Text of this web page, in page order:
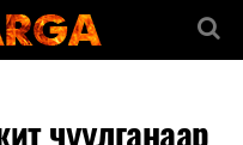
чуулганаар